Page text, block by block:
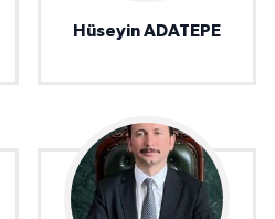
Hüseyin ADATEPE